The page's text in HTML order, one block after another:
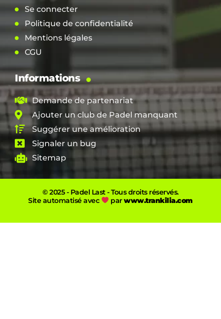
Se connecter
Politique de confidentialité
Mentions légales
CGU
Informations
Demande de partenariat
Ajouter un club de Padel manquant
Suggérer une amélioration
Signaler un bug
Sitemap
© 2025 - Padel Last - Tous droits réservés.
Site automatisé avec
parwww.trankilia.com